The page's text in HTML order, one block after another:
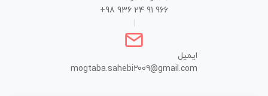
+98 936 24 91 966
ایمیل
mogtaba.sahebi2009@gmail.com